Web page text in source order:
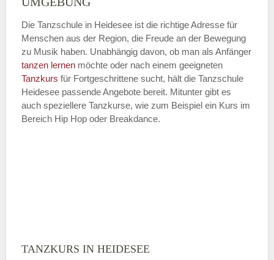
Die Tanzschule in Heidesee ist die richtige Adresse für
Menschen aus der Region, die Freude an der Bewegung
zu Musik haben. Unabhängig davon, ob man als Anfänger
tanzen lernen möchte oder nach einem geeigneten
Tanzkurs für Fortgeschrittene sucht, hält die Tanzschule
Heidesee passende Angebote bereit. Mitunter gibt es
auch speziellere Tanzkurse, wie zum Beispiel ein Kurs im
Bereich Hip Hop oder Breakdance.
TANZKURS IN HEIDESEE